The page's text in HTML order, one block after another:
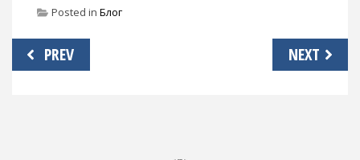
Posted in Блог
Навигация
по
PREV NEXT